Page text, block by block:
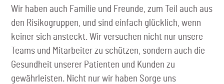
Wir haben auch Familie und Freunde, zum Teil auch aus
den Risikogruppen, und sind einfach glücklich, wenn
keiner sich ansteckt. Wir versuchen nicht nur unsere
Teams und Mitarbeiter zu schützen, sondern auch die
Gesundheit unserer Patienten und Kunden zu
gewährleisten. Nicht nur wir haben Sorge uns